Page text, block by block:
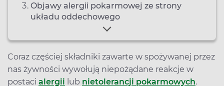
Objawy alergii pokarmowej ze strony
układu oddechowego
Coraz częściej składniki zawarte w spożywanej przez
nas żywności wywołują niepożądane reakcje w
postaci alergii lub nietolerancji pokarmowych.